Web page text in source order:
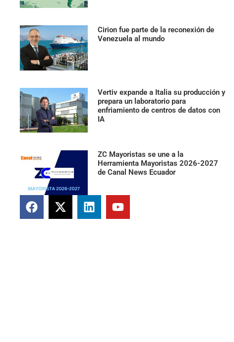
Cirion fue parte de la reconexión de
Venezuela al mundo
Vertiv expande a Italia su producción y
prepara un laboratorio para
enfriamiento de centros de datos con
IA
ZC Mayoristas se une a la
Herramienta Mayoristas 2026-2027
de Canal News Ecuador